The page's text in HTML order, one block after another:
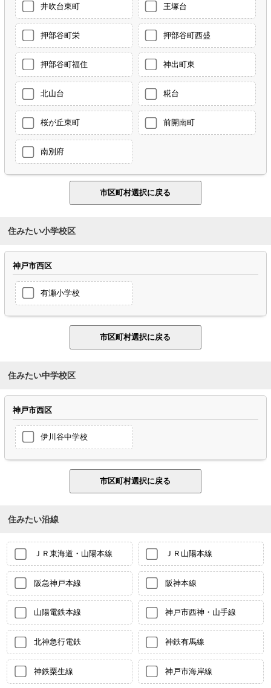
井吹台東町 王塚台
押部谷町栄 押部谷町西盛
押部谷町福住 神出町東
北山台 糀台
桜が丘東町 前開南町
南別府
住みたい小学校区
神戸市西区
有瀬小学校
住みたい中学校区
神戸市西区
伊川谷中学校
住みたい沿線
ＪＲ東海道・山陽本線 ＪＲ山陽本線
阪急神戸本線 阪神本線
山陽電鉄本線 神戸市西神・山手線
北神急行電鉄 神鉄有馬線
神鉄粟生線 神戸市海岸線